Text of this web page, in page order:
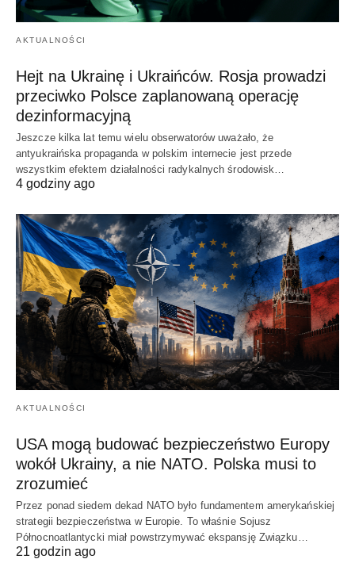
AKTUALNOŚCI
Hejt na Ukrainę i Ukraińców. Rosja prowadzi
przeciwko Polsce zaplanowaną operację
dezinformacyjną
Jeszcze kilka lat temu wielu obserwatorów uważało, że
antyukraińska propaganda w polskim internecie jest przede
wszystkim efektem działalności radykalnych środowisk…
4 godziny ago
AKTUALNOŚCI
USA mogą budować bezpieczeństwo Europy
wokół Ukrainy, a nie NATO. Polska musi to
zrozumieć
Przez ponad siedem dekad NATO było fundamentem amerykańskiej
strategii bezpieczeństwa w Europie. To właśnie Sojusz
Północnoatlantycki miał powstrzymywać ekspansję Związku…
21 godzin ago